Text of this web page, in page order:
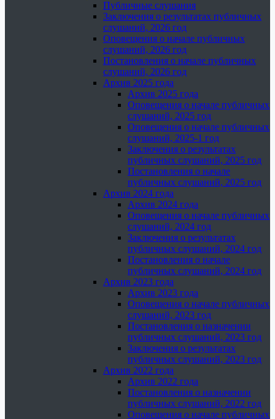
Публичные слушания
Заключения о результатах публичных
слушаний, 2026 год
Оповещения о начале публичных
слушаний, 2026 год
Постановления о начале публичных
слушаний, 2026 год
Архив 2025 года
Архив 2025 года
Оповещения о начале публичных
слушаний, 2025 год
Оповещения о начале публичных
слушаний, 2025-1 год
Заключения о результатах
публичных слушаний, 2025 год
Постановления о начале
публичных слушаний, 2025 год
Архив 2024 года
Архив 2024 года
Оповещения о начале публичных
слушаний, 2024 год
Заключения о результатах
публичных слушаний, 2024 год
Постановления о начале
публичных слушаний, 2024 год
Архив 2023 года
Архив 2023 года
Оповещения о начале публичных
слушаний, 2023 год
Постановления о назначении
публичных слушаний, 2023 год
Заключения о результатах
публичных слушаний, 2023 год
Архив 2022 года
Архив 2022 года
Постановления о назначении
публичных слушаний, 2022 год
Оповещения о начале публичных